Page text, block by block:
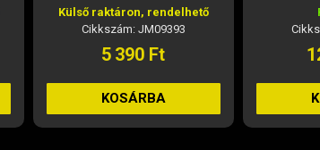
Raktáron
Cikkszám: JM19941
12 390 Ft
KOSÁRBA